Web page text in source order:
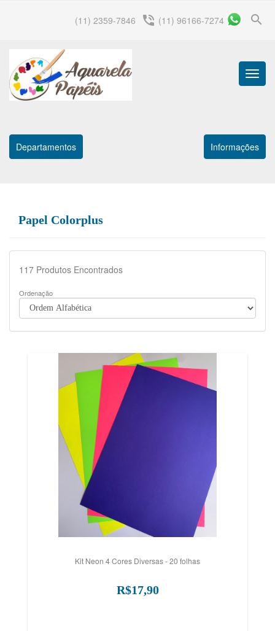
search
(11) 2359-7846 phone_in_talk (11) 96166-7274
Menu
Departamentos Informações
Papel Colorplus
117 Produtos Encontrados
Ordenação
Kit Neon 4 Cores Diversas - 20 folhas
R$17,90